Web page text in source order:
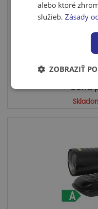
Dedra
Keramický
Cena
alebo ktoré
služieb.Zásady
ZOBRAZIŤ